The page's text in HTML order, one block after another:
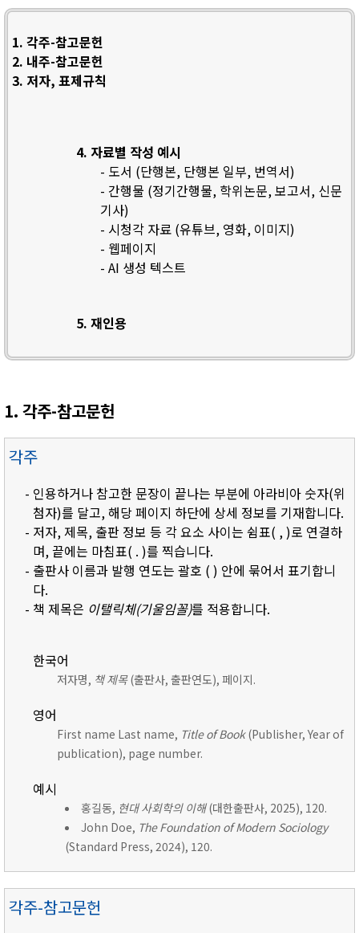
1. 각주-참고문헌
2. 내주-참고문헌
3. 저자, 표제규칙
4. 자료별 작성 예시
- 도서 (단행본, 단행본 일부, 번역서)
- 간행물 (정기간행물, 학위논문, 보고서, 신문
기사)
- 시청각 자료 (유튜브, 영화, 이미지)
- 웹페이지
- AI 생성 텍스트
5. 재인용
1. 각주-참고문헌
각주
- 인용하거나 참고한 문장이 끝나는 부분에 아라비아 숫자(위
첨자)를 달고, 해당 페이지 하단에 상세 정보를 기재합니다.
- 저자, 제목, 출판 정보 등 각 요소 사이는 쉼표( , )로 연결하
며, 끝에는 마침표( . )를 찍습니다.
- 출판사 이름과 발행 연도는 괄호 ( ) 안에 묶어서 표기합니
다.
- 책 제목은 이탤릭체(기울임꼴)를 적용합니다.
한국어
저자명, 책 제목(출판사, 출판연도), 페이지.
영어
First name Last name, Title of Book(Publisher, Year of
publication), page number.
예시
홍길동, 현대 사회학의 이해(대한출판사, 2025), 120.
John Doe, The Foundation of Modern Sociology
(Standard Press, 2024), 120.
각주-참고문헌